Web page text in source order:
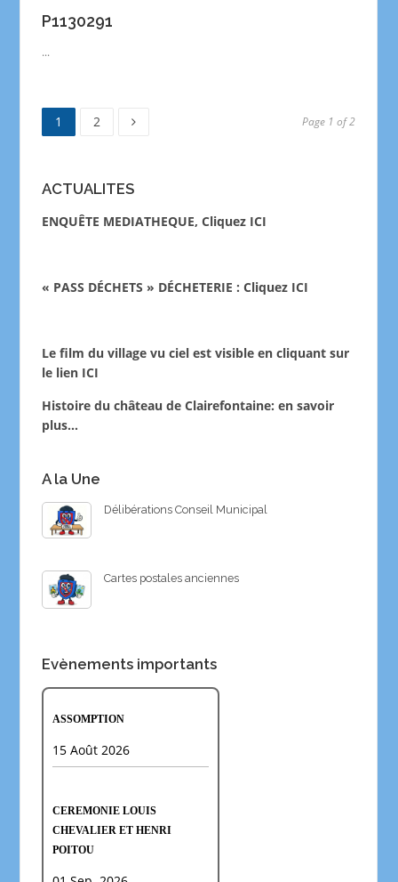
P1130291
...
1 2 Page 1 of 2
ACTUALITES
ENQUÊTE MEDIATHEQUE, Cliquez ICI
« PASS DÉCHETS » DÉCHETERIE : Cliquez ICI
Le film du village vu ciel est visible en cliquant sur
le lien ICI
Histoire du château de Clairefontaine: en savoir
plus…
A la Une
Délibérations Conseil Municipal
Cartes postales anciennes
Evènements importants
ASSOMPTION
15 Août 2026
CEREMONIE LOUIS
CHEVALIER ET HENRI
POITOU